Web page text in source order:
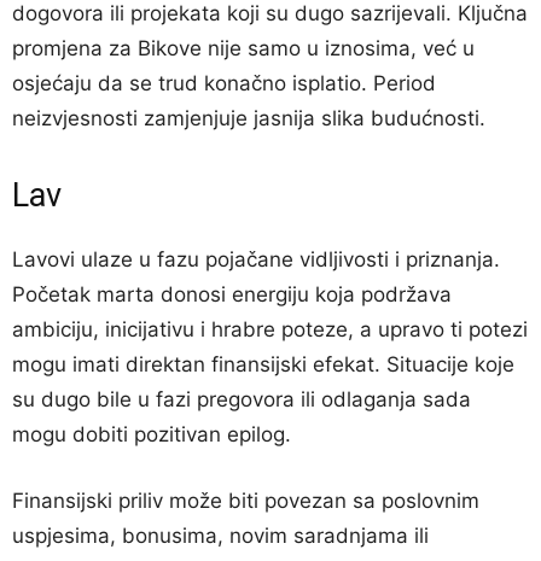
dogovora ili projekata koji su dugo sazrijevali. Ključna
promjena za Bikove nije samo u iznosima, već u
osjećaju da se trud konačno isplatio. Period
neizvjesnosti zamjenjuje jasnija slika budućnosti.
Lav
Lavovi ulaze u fazu pojačane vidljivosti i priznanja.
Početak marta donosi energiju koja podržava
ambiciju, inicijativu i hrabre poteze, a upravo ti potezi
mogu imati direktan finansijski efekat. Situacije koje
su dugo bile u fazi pregovora ili odlaganja sada
mogu dobiti pozitivan epilog.
Finansijski priliv može biti povezan sa poslovnim
uspjesima, bonusima, novim saradnjama ili